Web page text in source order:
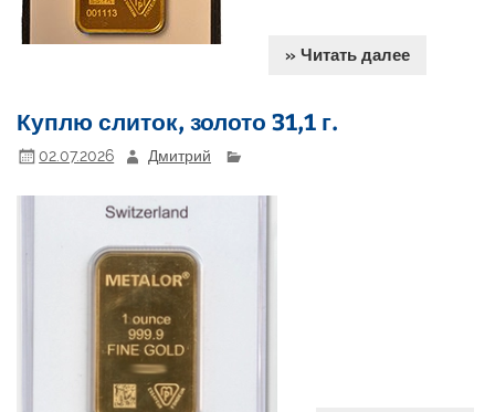
» Читать далее
Куплю слиток, золото 31,1 г.
02.07.2026 Дмитрий